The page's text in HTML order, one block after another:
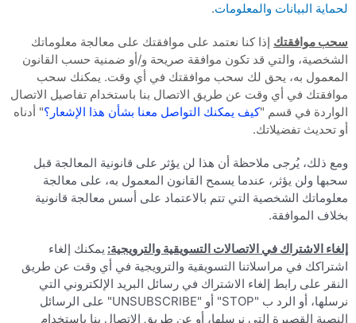
لحماية البيانات والمعلومات.
سحب موافقتك إذا كنا نعتمد على موافقتك على معالجة معلوماتك
الشخصية، والتي قد تكون موافقة صريحة و/أو ضمنية حسب القانون
المعمول به، يحق لك سحب موافقتك في أي وقت. يمكنك سحب
موافقتك في أي وقت عن طريق الاتصال بنا باستخدام تفاصيل الاتصال
الواردة في قسم "كيف يمكنك التواصل معنا بشأن هذا الإشعار؟" أدناه
أو تحديث تفضيلاتك.
ومع ذلك، يُرجى ملاحظة أن هذا لن يؤثر على قانونية المعالجة قبل
سحبها ولن يؤثر، عندما يسمح القانون المعمول به، على معالجة
معلوماتك الشخصية التي تتم بالاعتماد على أسس معالجة قانونية
بخلاف الموافقة.
إلغاء الاشتراك في الاتصالات التسويقية والترويجية: يمكنك إلغاء
اشتراكك في مراسلاتنا التسويقية والترويجية في أي وقت عن طريق
النقر على رابط إلغاء الاشتراك في رسائل البريد الإلكتروني التي
نرسلها، أو الرد ب "STOP" أو "UNSUBSCRIBE" على الرسائل
النصية القصيرة التي نرسلها، أو عن طريق الاتصال بنا باستخدام